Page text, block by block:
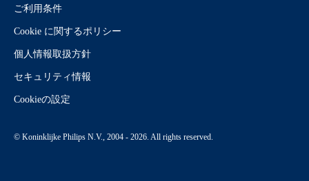
ご利用条件
Cookie に関するポリシー
個人情報取扱方針
セキュリティ情報
Cookieの設定
© Koninklijke Philips N.V., 2004 - 2026. All rights reserved.